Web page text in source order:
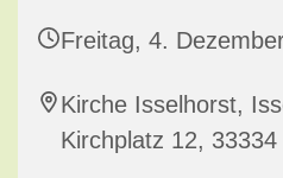
Freitag, 4.
Kirche Isselhorst,
Kirchplatz 12,